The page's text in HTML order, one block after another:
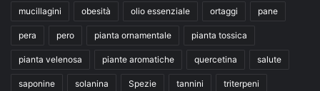
mucillagini obesità olio essenziale ortaggi pane
pera pero pianta ornamentale pianta tossica
pianta velenosa piante aromatiche quercetina salute
saponine solanina Spezie tannini triterpeni